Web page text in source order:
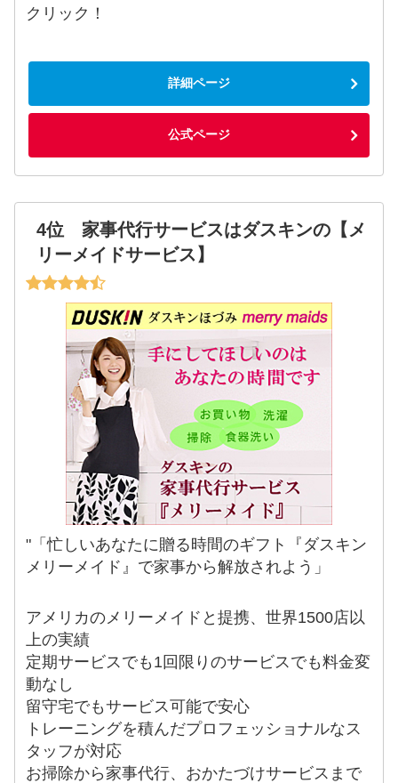
クリック！
詳細ページ
公式ページ
4位 家事代行サービスはダスキンの【メ
リーメイドサービス】
"「忙しいあなたに贈る時間のギフト『ダスキン
メリーメイド』で家事から解放されよう」
アメリカのメリーメイドと提携、世界1500店以
上の実績
定期サービスでも1回限りのサービスでも料金変
動なし
留守宅でもサービス可能で安心
トレーニングを積んだプロフェッショナルなス
タッフが対応
お掃除から家事代行、おかたづけサービスまで